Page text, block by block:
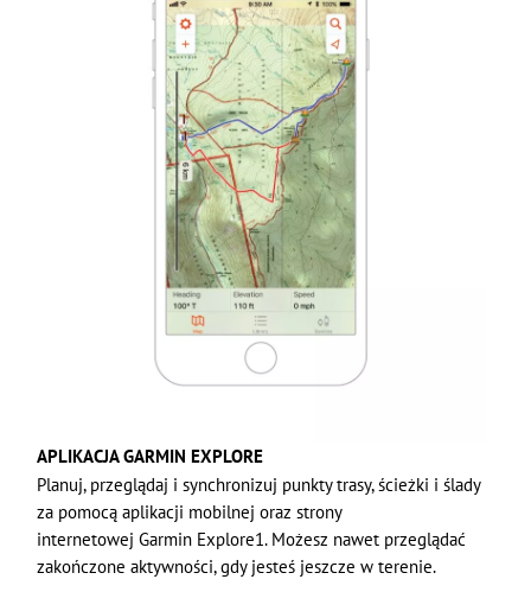
APLIKACJA GARMIN EXPLORE
Planuj, przeglądaj i synchronizuj punkty trasy, ścieżki i ślady
za pomocą aplikacji mobilnej oraz strony
internetowej Garmin Explore1. Możesz nawet przeglądać
zakończone aktywności, gdy jesteś jeszcze w terenie.